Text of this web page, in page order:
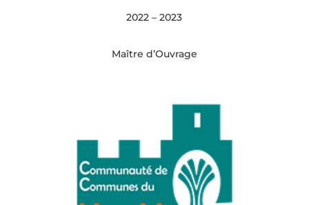
2022 – 2023
Maître d’Ouvrage